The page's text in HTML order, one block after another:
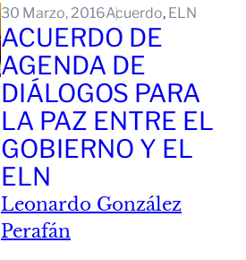
30 Marzo, 2016Acuerdo, ELN
ACUERDO DE
AGENDA DE
DIÁLOGOS PARA
LA PAZ ENTRE EL
GOBIERNO Y EL
ELN
Leonardo González
Perafán